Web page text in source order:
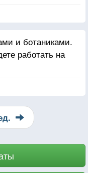
и ботаниками.
работать на